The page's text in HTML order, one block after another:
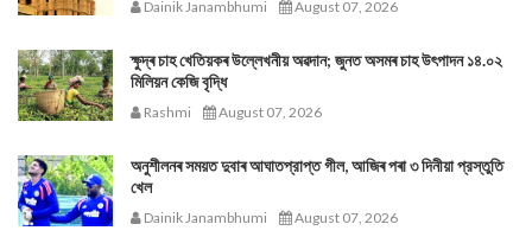
Dainik Janambhumi August 07, 2026
ক্ষুদ্ৰ চাহ খেতিয়কৰ উল্লেখনীয় অৱদান; জুনত অসমৰ চাহ উৎপাদন ১৪.০২
মিলিয়ন কেজি বৃদ্ধি
Rashmi August 07, 2026
অনুশীলনৰ সময়ত দুবাৰ আঘাতপ্রাপ্ত গীল, আজিৰ পৰা ৩ দিনীয়া প্রস্তুতি
খেল
Dainik Janambhumi August 07, 2026